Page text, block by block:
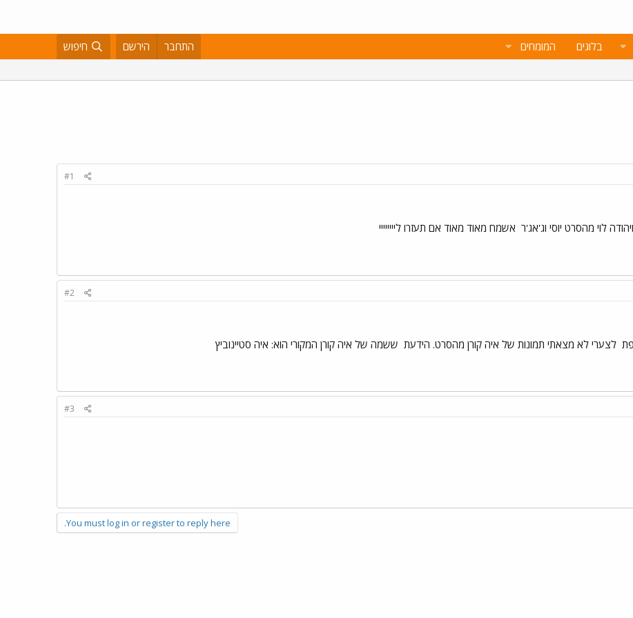
בלוגים המומחים התחבר הירשם חיפוש
#1
לוי מהסרט יוסי וג'אג'ר אשמח מאוד מאוד אם תעזרו ליייייייי
#2
לצערי לא מצאתי תמונות של איה קורן מהסרט. הידעת ששמה של איה קורן המקורי הוא: איה סטיינוביץ
#3
You must log in or register to reply here.